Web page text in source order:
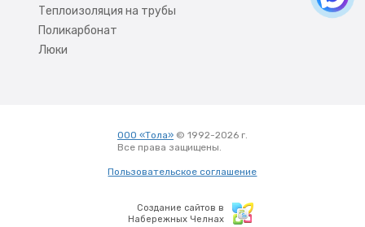
Теплоизоляция на трубы
Поликарбонат
Люки
ООО «Тола»© 1992-2026 г.
Все права защищены.
Пользовательское соглашение
Создание сайтов в
Набережных Челнах